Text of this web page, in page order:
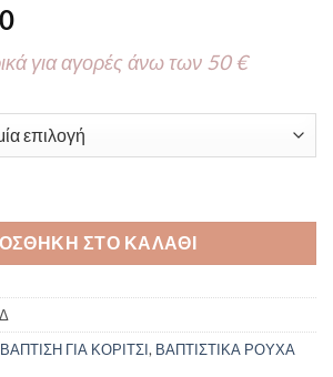
για αγορές άνω των 50 €
ΣΤΟ ΚΑΛΆΘΙ
ΒΑΠΤΙΣΗ ΓΙΑ ΚΟΡΙΤΣΙ, ΒΑΠΤΙΣΤΙΚΑ ΡΟΥΧΑ